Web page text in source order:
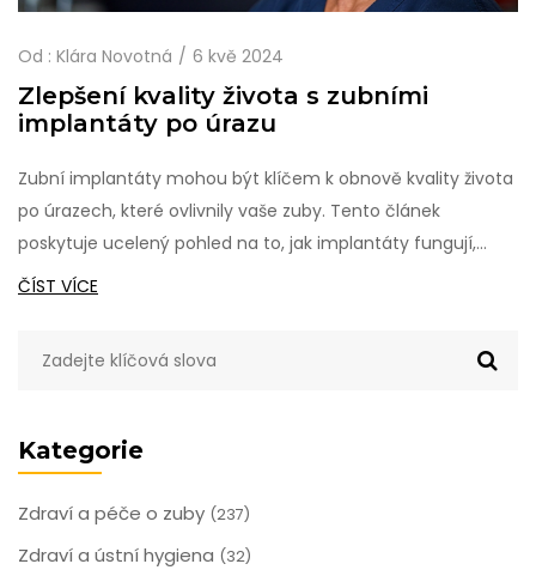
Kategorie
Zdraví a péče o zuby (237)
Zdraví a ústní hygiena (32)
Od : Klára Novotná 6 kvě 2024
Zlepšení kvality života s zubními
implantáty po úrazu
Zubní implantáty mohou být klíčem k obnově kvality života
po úrazech, které ovlivnily vaše zuby. Tento článek
poskytuje ucelený pohled na to, jak implantáty fungují,
proč jsou preferovanou možností pro mnoho lidí a jak
proceduru a co očekávat po zákroku.
ČÍST VÍCE